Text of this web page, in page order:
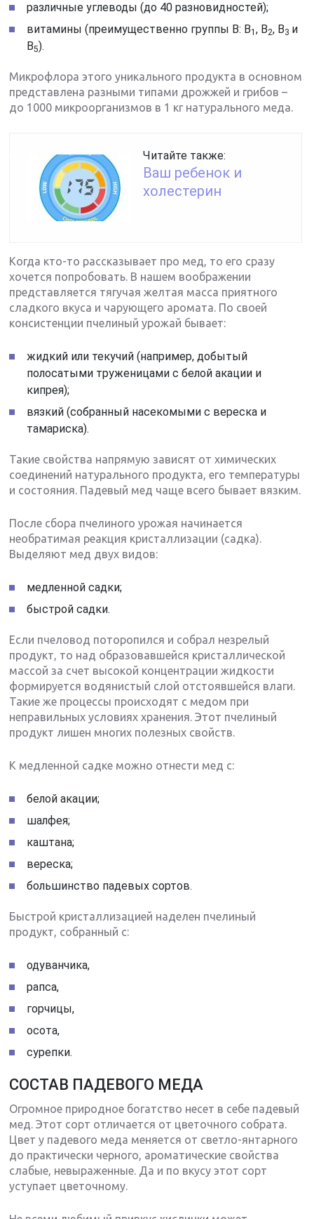
различные углеводы (до 40 разновидностей);
витамины (преимущественно группы В: В1, В2, В3 и
В5).
Микрофлора этого уникального продукта в основном
представлена разными типами дрожжей и грибов –
до 1000 микроорганизмов в 1 кг натурального меда.
Читайте также:
Ваш ребенок и
холестерин
Когда кто-то рассказывает про мед, то его сразу
хочется попробовать. В нашем воображении
представляется тягучая желтая масса приятного
сладкого вкуса и чарующего аромата. По своей
консистенции пчелиный урожай бывает:
жидкий или текучий (например, добытый
полосатыми труженицами с белой акации и
кипрея);
вязкий (собранный насекомыми с вереска и
тамариска).
Такие свойства напрямую зависят от химических
соединений натурального продукта, его температуры
и состояния. Падевый мед чаще всего бывает вязким.
После сбора пчелиного урожая начинается
необратимая реакция кристаллизации (садка).
Выделяют мед двух видов:
медленной садки;
быстрой садки.
Если пчеловод поторопился и собрал незрелый
продукт, то над образовавшейся кристаллической
массой за счет высокой концентрации жидкости
формируется водянистый слой отстоявшейся влаги.
Такие же процессы происходят с медом при
неправильных условиях хранения. Этот пчелиный
продукт лишен многих полезных свойств.
К медленной садке можно отнести мед с:
белой акации;
шалфея;
каштана;
вереска;
большинство падевых сортов.
Быстрой кристаллизацией наделен пчелиный
продукт, собранный с:
одуванчика,
рапса,
горчицы,
осота,
сурепки.
СОСТАВ ПАДЕВОГО МЕДА
Огромное природное богатство несет в себе падевый
мед. Этот сорт отличается от цветочного собрата.
Цвет у падевого меда меняется от светло-янтарного
до практически черного, ароматические свойства
слабые, невыраженные. Да и по вкусу этот сорт
уступает цветочному.